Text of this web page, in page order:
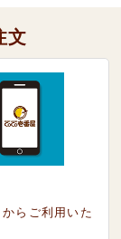
文
らご利用いた